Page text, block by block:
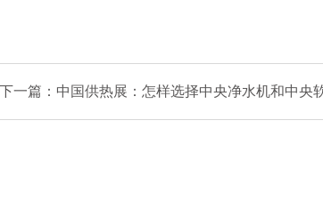
下一篇：中国供热展：怎样选择中央净水机和中央